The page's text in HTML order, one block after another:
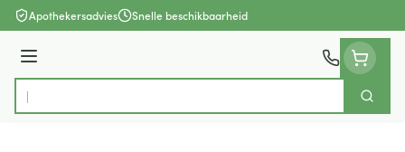
Ga naar de inhoud
Apothekersadvies Snelle beschikbaarheid
Menu
Product, merk, categorie...
Zoek